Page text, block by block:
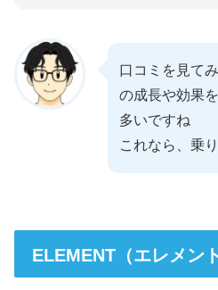
口コミを見て
の成長や効果
多いですね
これなら、乗
ELEMENT（エレメン